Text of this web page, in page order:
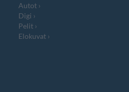
Autot
Digi
Pelit
Elokuvat